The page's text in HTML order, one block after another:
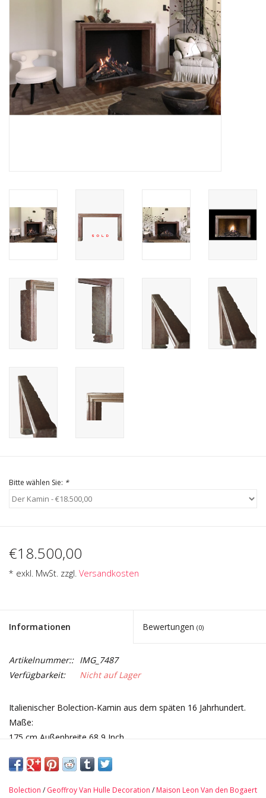
Dekorative Outdoor-
Böden -Stein-, Terrakotta-
und Marmor
Outlet
KI-fähige Datenbank
Geschenkkarte kaufen
Bitte wählen Sie: *
€18.500,00
* exkl. MwSt. zzgl. Versandkosten
Informationen Bewertungen (0)
Artikelnummer:: IMG_7487
Verfügbarkeit:
Nicht auf Lager
Italienischer Bolection-Kamin aus dem späten 16 Jahrhundert.
Maße:
175 cm Außenbreite 68,9 Inch
147 cm Innenbreite 57,87 Inch
Bolection / Geoffroy Van Hulle Decoration / Maison Leon Van den Bogaert